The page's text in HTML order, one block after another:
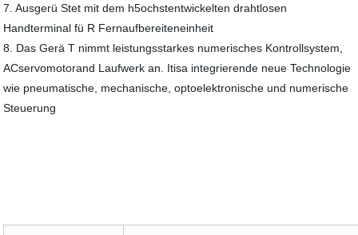
7. Ausgerü Stet mit dem h5ochstentwickelten drahtlosen
Handterminal fü R Fernaufbereiteneinheit
8. Das Gerä T nimmt leistungsstarkes numerisches Kontrollsystem,
ACservomotorand Laufwerk an. Itisa integrierende neue Technologie
wie pneumatische, mechanische, optoelektronische und numerische
Steuerung